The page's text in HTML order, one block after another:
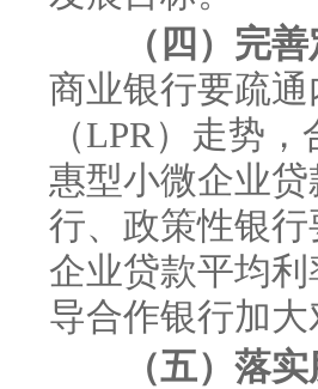
（四）完善
商业银行要疏
（LPR）走势
惠型小微企业
行、政策性银
企业贷款平均
导合作银行加
（五）落